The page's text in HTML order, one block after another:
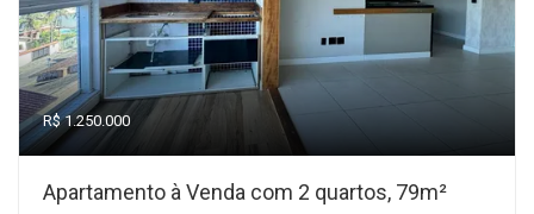
R$ 1.250.000
Apartamento à Venda com 2 quartos, 79m²